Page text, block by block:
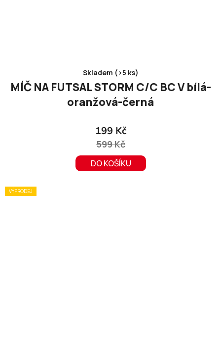
Skladem (>5 ks)
MÍČ NA FUTSAL STORM C/C BC V bílá-
oranžová-černá
199 Kč
599 Kč
DO KOŠÍKU
VÝPRODEJ